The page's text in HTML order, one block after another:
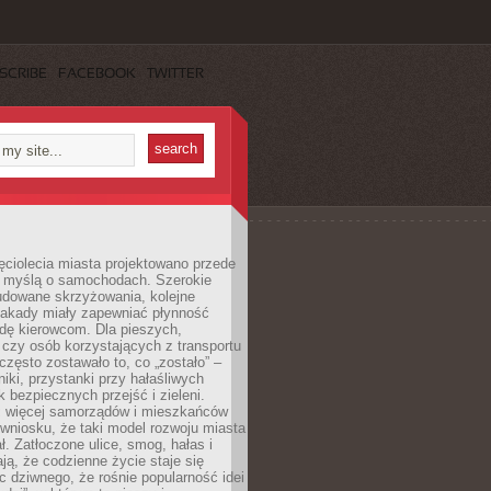
FACEBOOK TWITTER
miasta projektowano przede
o samochodach. Szerokie
skrzyżowania, kolejne
miały zapewniać płynność
kierowcom. Dla pieszych,
czy osób korzystających z transportu
zostawało to, co „zostało” –
przystanki przy hałaśliwych
bezpiecznych przejść i zieleni.
więcej samorządów i mieszkańców
że taki model rozwoju miasta
Zatłoczone ulice, smog, hałas i
że codzienne życie staje się
dziwnego, że rośnie popularność idei